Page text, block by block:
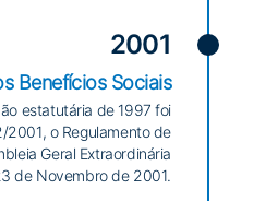
2001
Benefícios Sociais
estatutária de 1997 foi
2001, o Regulamento de
Geral Extraordinária
de Novembro de 2001.